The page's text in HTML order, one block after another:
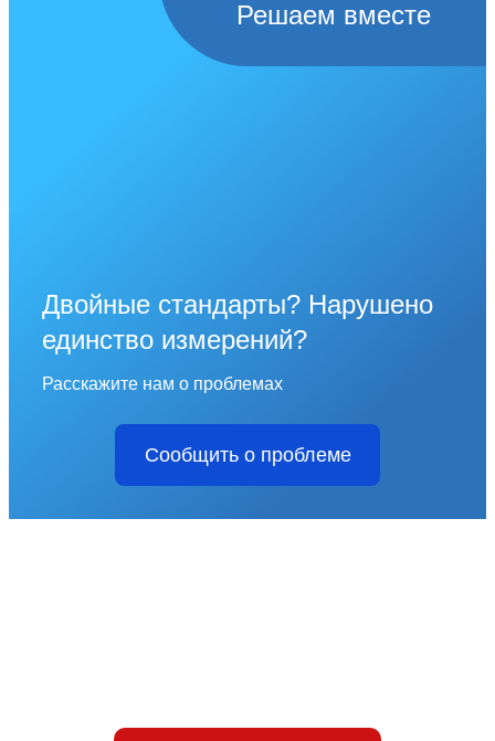
Решаем вместе
Двойные стандарты? Нарушено
единство измерений?
Расскажите нам о проблемах
Сообщить о проблеме